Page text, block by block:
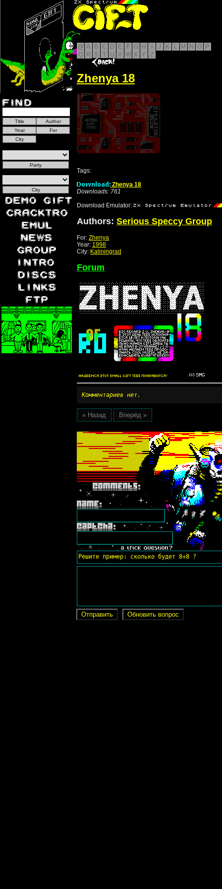
@ A B C D E F G H J K L M N O
P
Q
R S T U V W X Y Z
Zhenya 18
Tags:
Zhenya 18
Downloads: 761
Download Emulator:
Authors: Serious Speccy Group
For: Zhenya
Year: 1998
City: Kaliningrad
Forum
Комментариев нет.
« Назад Вперёд »
Решите пример: сколько будет 8+8 ?
Обновить вопрос
Отправить